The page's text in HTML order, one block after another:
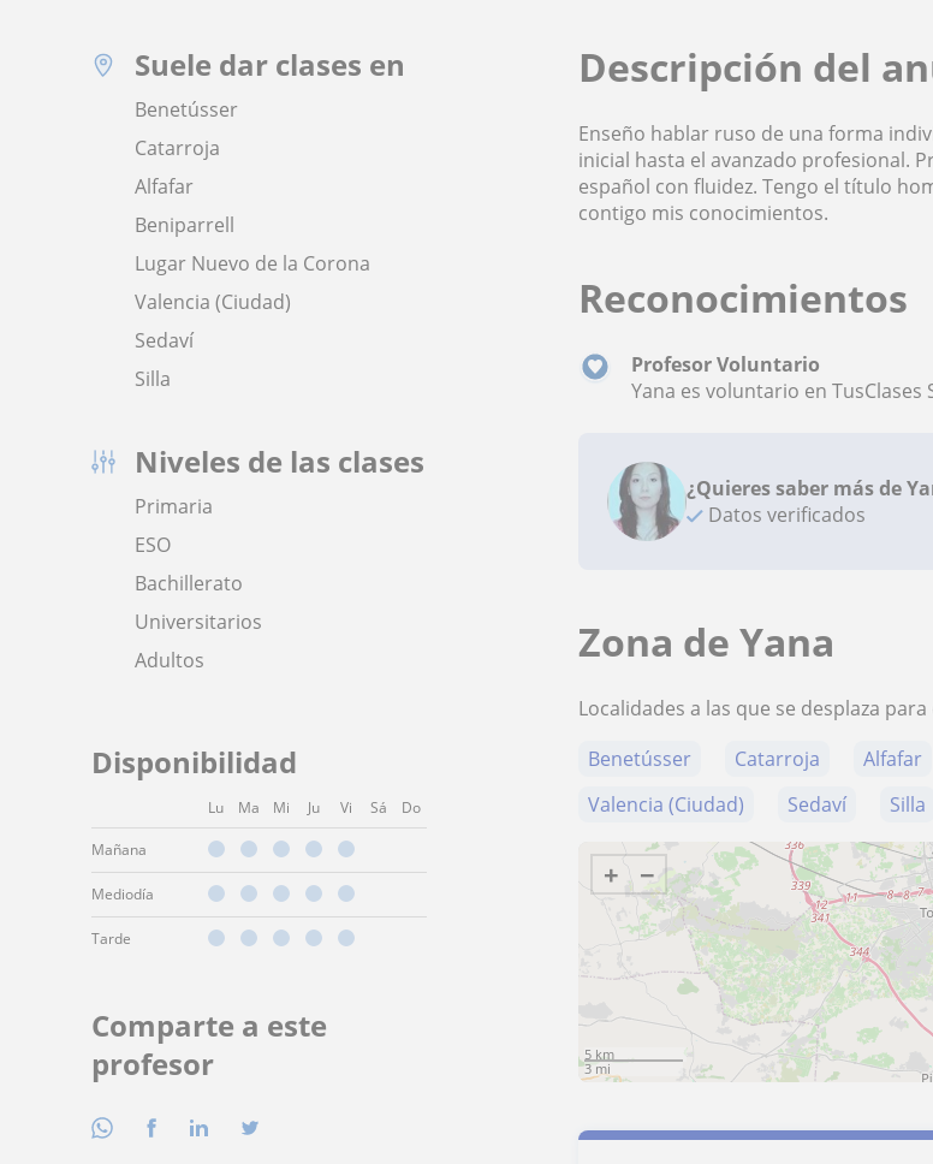
Suele dar clases en
Benetússer
Catarroja
Alfafar
Beniparrell
Lugar Nuevo de la Corona
Valencia (Ciudad)
Sedaví
Silla
Niveles de las clases
Primaria
ESO
Bachillerato
Universitarios
Adultos
Disponibilidad
Lu Ma Mi Ju Vi Sá Do
Mañana
Mediodía
Tarde
Comparte a este
profesor
Descripción del
Enseño hablar ruso de una forma
inicial hasta el avanzado profesional.
español con fluidez. Tengo el título
contigo mis conocimientos.
Reconocimientos
Profesor Voluntario
Yana es voluntario en TusClases
¿Quieres saber más de
Datos verificados
Zona de Yana
Localidades a las que se desplaza para
Benetússer
Catarroja Alfafar
Valencia (Ciudad)
Sedaví Silla
+ −
5 km
3 mi